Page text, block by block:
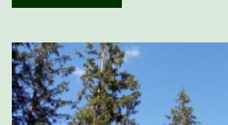
de
enchanté
par
le
dessin »